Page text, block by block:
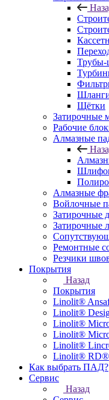
Трубы-
Щётки
Затирочные
Рабочие
Алмазные
Алмазные
Войлочные
Затирочные
Затирочные
Ремонтные
Резчики
Покрытия
Назад
Покрытия
Linolit®
Linolit®
Linolit®
Linolit®
Linolit®
Linolit® RD®
Как выбрать ПАД?
Сервис
Назад